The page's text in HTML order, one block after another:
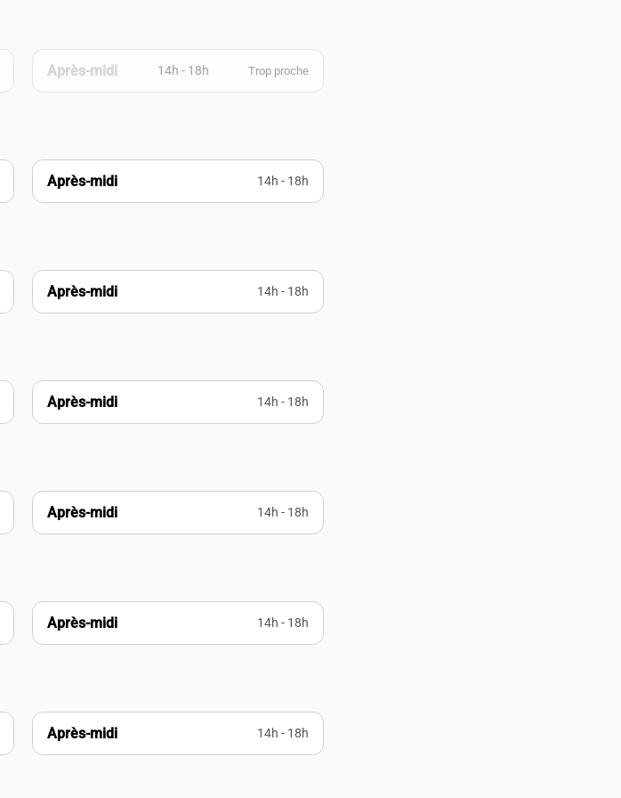
Après-midi 14h - 18h Trop proche
Après-midi 14h - 18h
Après-midi 14h - 18h
Après-midi 14h - 18h
Après-midi 14h - 18h
Après-midi 14h - 18h
Après-midi 14h - 18h